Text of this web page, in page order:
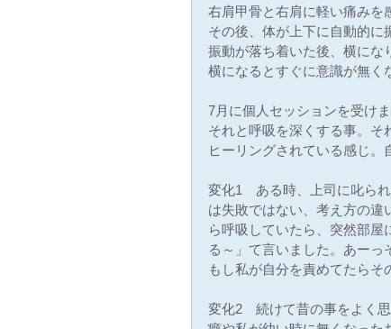
右肩甲骨と右肩に軽い痛みを
その後、体が上下に自動的に
振動が落ち着いた後、横にな
横になるとすぐに意識が無く
7月に個人セッションを受け
それと呼吸を深くする事。そ
ヒーリングされている感じ。
変化1　ある時、上司に叱ら
は失敗ではない、考え方の違
ら呼吸していたら、突然部
る～」て言いました。あーっ
もし私が自分を責めてたらそ
変化2　続けて昔の事をよく